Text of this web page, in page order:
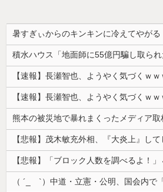
暑すぎぃからのキンキンに冷えてやがる
【速報】長瀬智也、ようやく気づくｗ
【速報】長瀬智也、ようやく気づくｗ